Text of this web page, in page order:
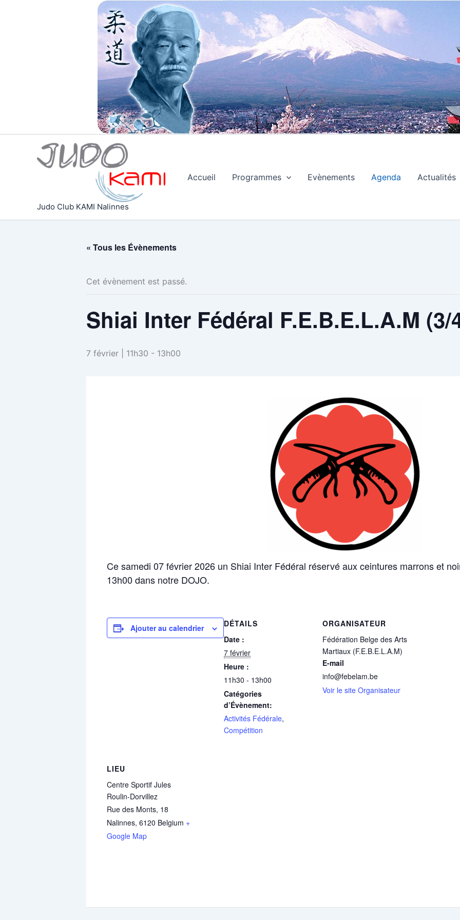
Judo Club KAMI Nalinnes
Accueil Programmes Evènements Agenda Actualités
« Tous les Évènements
Cet évènement est passé.
Shiai Inter Fédéral F.E.B.E.L.A.M (3/
7 février | 11h30 - 13h00
Ce samedi 07 février 2026 un Shiai Inter Fédéral réservé aux ceintures marrons et
13h00 dans notre DOJO.
Ajouter au calendrier
DÉTAILS
Date :
7 février
Heure :
11h30 - 13h00
Catégories
d’Évènement:
Activités Fédérale,
Compétition
ORGANISATEUR
Fédération Belge des Arts
Martiaux (F.E.B.E.L.A.M)
E-mail
info@febelam.be
Voir le site Organisateur
LIEU
Centre Sportif Jules
Roulin-Dorvillez
Rue des Monts, 18
Nalinnes, 6120 Belgium +
Google Map